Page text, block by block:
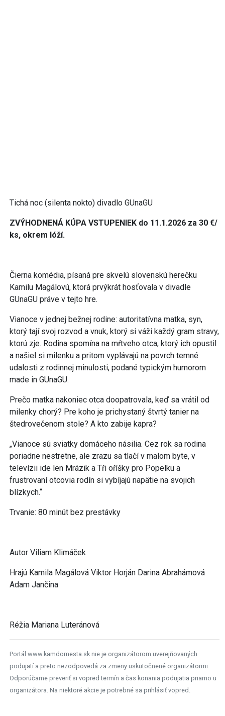
Tichá noc (silenta nokto) divadlo GUnaGU
ZVÝHODNENÁ KÚPA VSTUPENIEK do 11.1.2026 za 30 €/
ks, okrem lóží.
Čierna komédia, písaná pre skvelú slovenskú herečku
Kamilu Magálovú, ktorá prvýkrát hosťovala v divadle
GUnaGU práve v tejto hre.
Vianoce v jednej bežnej rodine: autoritatívna matka, syn,
ktorý tají svoj rozvod a vnuk, ktorý si váži každý gram stravy,
ktorú zje. Rodina spomína na mŕtveho otca, ktorý ich opustil
a našiel si milenku a pritom vyplávajú na povrch temné
udalosti z rodinnej minulosti, podané typickým humorom
made in GUnaGU.
Prečo matka nakoniec otca doopatrovala, keď sa vrátil od
milenky chorý? Pre koho je prichystaný štvrtý tanier na
štedrovečenom stole? A kto zabije kapra?
„Vianoce sú sviatky domáceho násilia. Cez rok sa rodina
poriadne nestretne, ale zrazu sa tlačí v malom byte, v
televízii ide len Mrázik a Tři oříšky pro Popelku a
frustrovaní otcovia rodín si vybíjajú napätie na svojich
blízkych.“
Trvanie: 80 minút bez prestávky
Autor Viliam Klimáček
Hrajú Kamila Magálová Viktor Horján Darina Abrahámová
Adam Jančina
Réžia Mariana Luteránová
Portál www.kamdomesta.sk nie je organizátorom uverejňovaných
podujatí a preto nezodpovedá za zmeny uskutočnené organizátormi.
Odporúčame preveriť si vopred termín a čas konania podujatia priamo u
organizátora. Na niektoré akcie je potrebné sa prihlásiť vopred.